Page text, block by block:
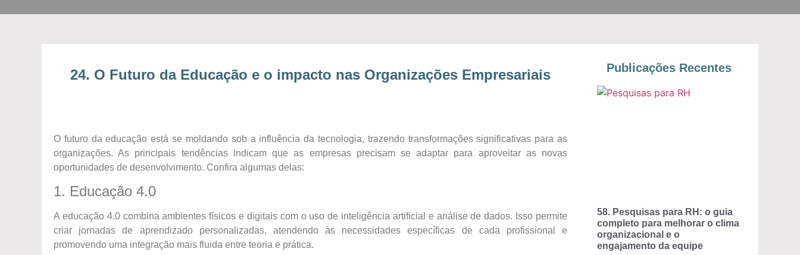
24. O Futuro da Educação e o impacto nas Organizações Empresariais
O futuro da educação está se moldando sob a influência da tecnologia, trazendo transformações significativas para as
organizações. As principais tendências indicam que as empresas precisam se adaptar para aproveitar as novas
oportunidades de desenvolvimento. Confira algumas delas:
1. Educação 4.0
A educação 4.0 combina ambientes físicos e digitais com o uso de inteligência artificial e análise de dados. Isso permite
criar jornadas de aprendizado personalizadas, atendendo às necessidades específicas de cada profissional e
promovendo uma integração mais fluida entre teoria e prática.
Publicações Recentes
58. Pesquisas para RH: o guia
completo para melhorar o clima
organizacional e o
engajamento da equipe